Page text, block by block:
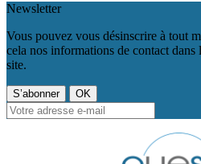
Newsletter
Vous pouvez vous désinscrire à tout
cela nos informations de contact
site.